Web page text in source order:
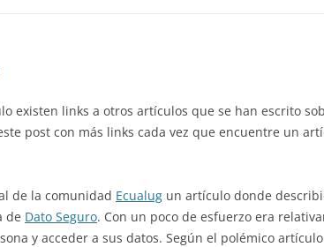
existen links a otros artículos que se han escrito
post con más links cada vez que encuentre un
de la comunidad Ecualug un artículo donde
de Dato Seguro. Con un poco de esfuerzo era
y acceder a sus datos. Según el polémico artículo